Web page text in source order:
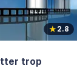
★ 2.8
trop